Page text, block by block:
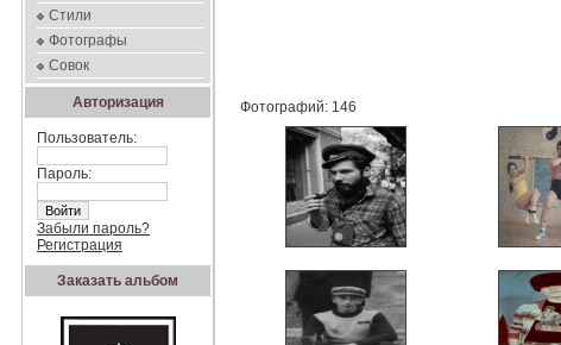
Стили
Фотографы
Совок
Авторизация
Пользователь:
Пароль:
Забыли пароль?
Регистрация
Заказать альбом
Фотографий: 146